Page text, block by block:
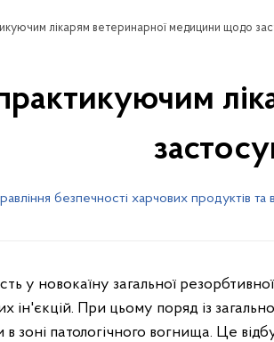
лікарям ветеринарної медицини щодо
безпечності харчових продуктів
у новокаїну загальної
ін'єкцій. При цьому поряд із
зоні патологічного вогнища. Це